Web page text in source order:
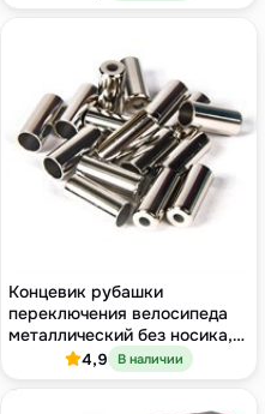
Концевик рубашки
переключения велосипеда
металлический без носика,
Ø4.5 мм, штучно
4,9 В наличии